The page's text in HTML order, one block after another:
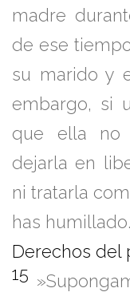
madre
de ese
su marido y
embargo, si
que ella no
dejarla en
ni tratarla
has humillado.
Derechos del
15